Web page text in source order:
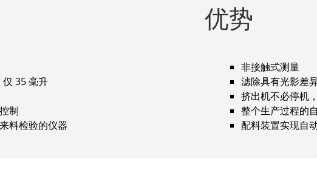
优势
非接触式测量
35 毫升
滤除具有光影差
挤出机不必停机
制
整个生产过程的
料检验的仪器
配料装置实现自